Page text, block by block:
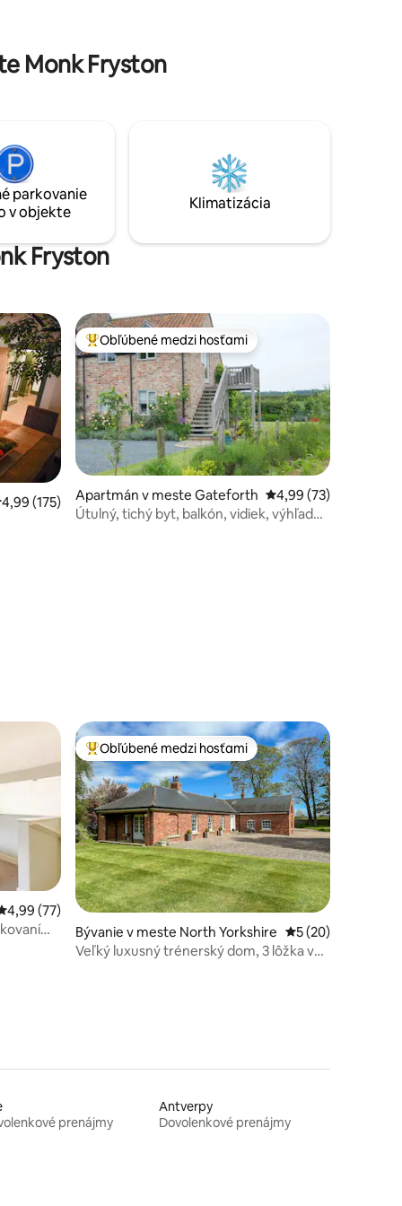
Monk Fryston
parkovanie
v objekte
Klimatizácia
Fryston
91
ohodnotenie 4,99 z 5, počet hodnotení: 175
4,99 (175)
Najobľúbenejšie medzi hosťami
Obľúbené medzi hosťami
Apartmán v meste Gateforth Priemerné
4,99 (73)
Útulný, tichý byt, balkón, vidiek, výhľad
63
ohodnotenie 4,99 z 5, počet hodnotení: 77
4,99 (77)
Najobľúbenejšie medzi hosťami
Obľúbené medzi hosťami
Bývanie v meste North Yorkshire Priemerné
5 (20)
Veľký luxusný trénerský dom, 3 lôžka v
prenájmy
Antverpy
Dovolenkové prenájmy